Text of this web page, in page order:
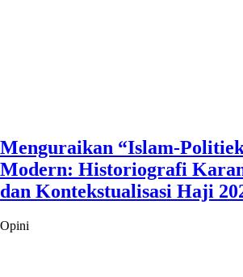
Menguraikan “Islam-
Modern: Historiografi
dan Kontekstualisasi Haji
Opini